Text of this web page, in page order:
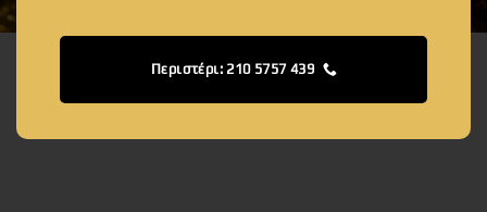
Περιστέρι: 210 5757 439